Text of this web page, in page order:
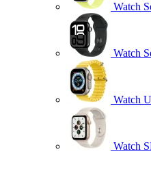
Watch
Watch
Watch
Watch